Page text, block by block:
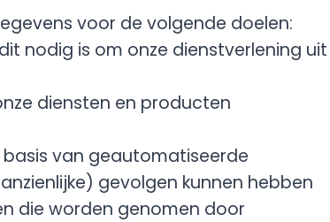
voor de volgende doelen:
nodig is om onze dienstverlening uit
diensten en producten
van geautomatiseerde
gevolgen kunnen hebben
die worden genomen door